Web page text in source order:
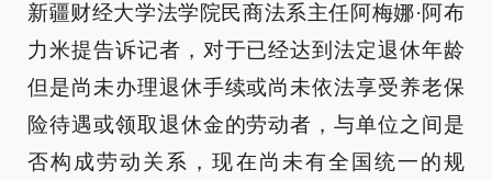
新疆财经大学法学院民商法系主任阿梅娜·阿布
力米提告诉记者，对于已经达到法定退休年龄
但是尚未办理退休手续或尚未依法享受养老保
险待遇或领取退休金的劳动者，与单位之间是
否构成劳动关系，现在尚未有全国统一的规